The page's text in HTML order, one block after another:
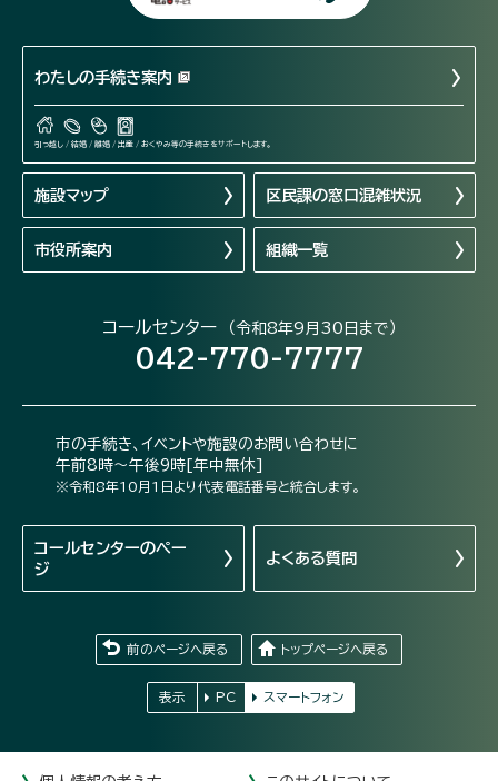
わたしの手続き案内
引っ越し / 結婚 / 離婚 / 出産 / おくやみ等の手続きをサポートします。
施設マップ 区民課の窓口混雑状況
市役所案内 組織一覧
コールセンター （令和8年9月30日まで）
042-770-7777
市の手続き、イベントや施設のお問い合わせに
午前8時～午後9時[年中無休]
※令和8年10月1日より代表電話番号と統合します。
コールセンターのペー
ジ
よくある質問
前のページへ戻る トップページへ戻る
表示 PC スマートフォン